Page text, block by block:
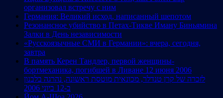
организовал встречу с ним
Германия: Великий исход, написанный шепотом
Резонансное убийство в Петах-Тикве Иману Биньямина
Залки в День независимости
«Русскоязычные СМИ в Германии»: вчера, сегодня,
завтра
В память Керен Тандлер, первой женщины-
бортмеханика, погибшей в Ливане 12 июня 2006
לזכרה של קרן טנדלר, מכונאית מוטסת ראשונה, נהרגה בלבנון
ב-12 ביוני 2006